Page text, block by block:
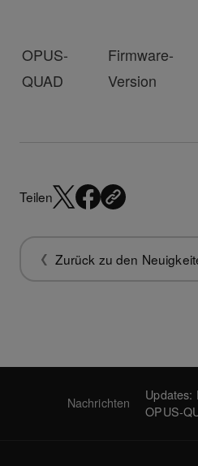
OPUS-
QUAD
Firmware-
Version
Teilen
Zurück zu den
Nachrichten
Updates:
OPUS-